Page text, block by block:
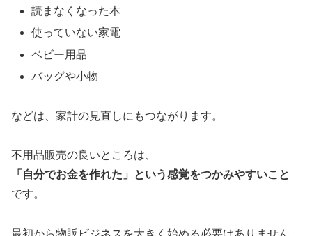
読まなくなった本
使っていない家電
ベビー用品
バッグや小物
などは、家計の見直しにもつながります。
不用品販売の良いところは、
「自分でお金を作れた」という感覚をつかみやすいこと
です。